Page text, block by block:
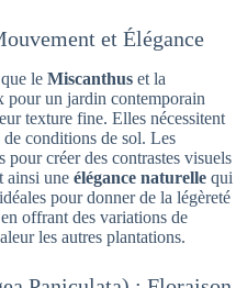
et Élégance
le Miscanthus et la
pour un jardin contemporain
texture fine. Elles nécessitent
de conditions de sol. Les
pour créer des contrastes visuels
ainsi une élégance naturelle qui
pour donner de la légèreté
offrant des variations de
les autres plantations.